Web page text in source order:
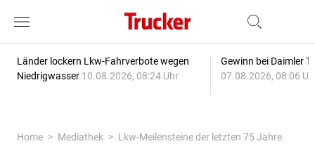
Länder lockern Lkw-Fahrverbote wegen
Niedrigwasser 10.08.2026, 08:24 Uhr
Gewinn bei Daimler
07.08.2026, 08:06
Home Mediathek Lkw-Meilensteine der letzten 75 Jahre